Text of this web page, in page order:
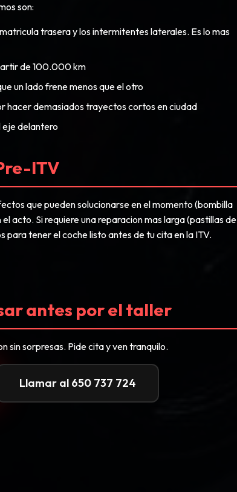
son:
trasera y los intermitentes laterales. Es lo mas
de 100.000 km
un lado frene menos que el otro
hacer demasiados trayectos cortos en ciudad
eje delantero
ITV
que pueden solucionarse en el momento (bombilla
acto. Si requiere una reparacion mas larga (pastillas de
tener el coche listo antes de tu cita en la ITV.
antes por el taller
sin sorpresas. Pide cita y ven tranquilo.
Llamar al 650 737 724